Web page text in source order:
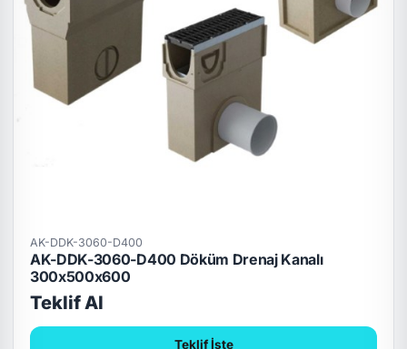
AK-DDK-3060-D400
AK-DDK-3060-D400 Döküm Drenaj Kanalı
300x500x600
Teklif Al
Teklif İste